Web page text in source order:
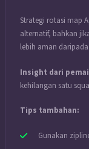
Strategi rotasi map
alternatif, bahkan
lebih aman
Insight dari
kehilangan satu
Tips tambahan:
Gunakan